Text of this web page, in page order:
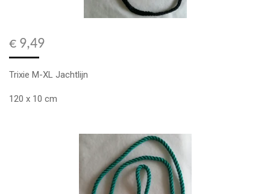
€ 9,49
Trixie M-XL Jachtlijn
120 x 10 cm